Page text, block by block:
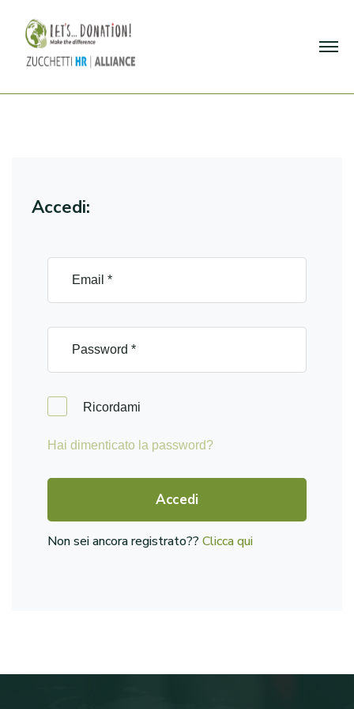
Accedi:
Ricordami
Hai dimenticato la password?
Accedi
Non sei ancora registrato??Clicca qui